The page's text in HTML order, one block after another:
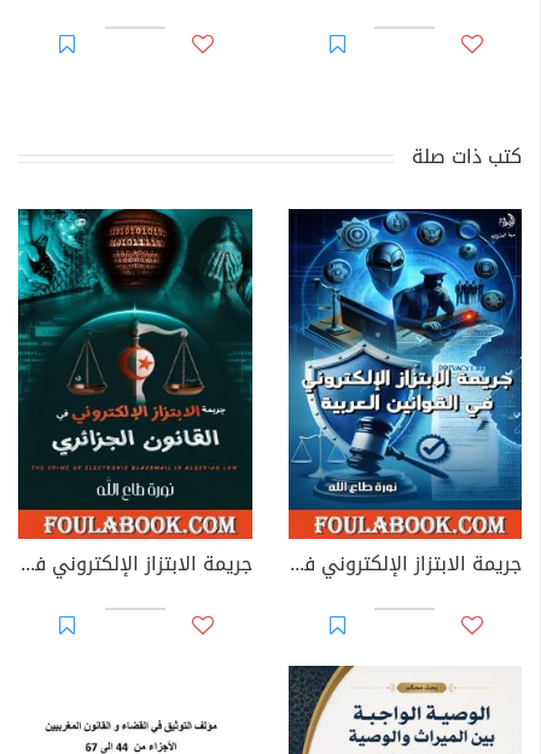
كتب ذات صلة
جريمة الابتزاز الإلكتروني في القوانين العربية جريمة الابتزاز الإلكتروني في القانون الجزائري